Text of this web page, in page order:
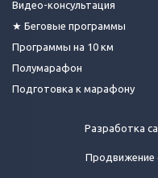
Видео-консультация
★ Беговые программы
Программы на 10 км
Полумарафон
Подготовка к марафону
Разработка
Продвижение